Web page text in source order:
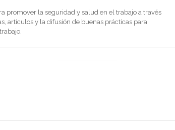
promover la seguridad y salud en el trabajo a través
artículos y la difusión de buenas prácticas para